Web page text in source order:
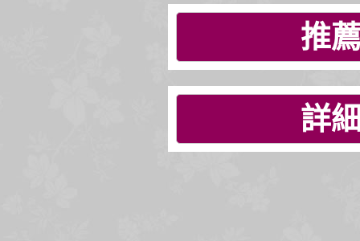
推
詳